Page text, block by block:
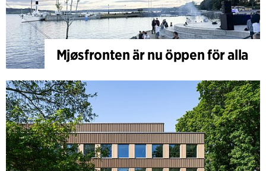
Mjøsfronten är nu öppen för alla